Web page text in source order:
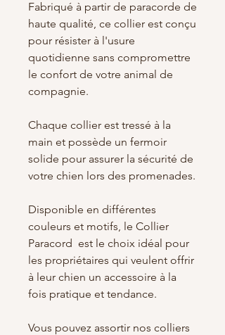
Fabriqué à partir de paracorde de
haute qualité, ce collier est conçu
pour résister à l'usure
quotidienne sans compromettre
le confort de votre animal de
compagnie.
Chaque collier est tressé à la
main et possède un fermoir
solide pour assurer la sécurité de
votre chien lors des promenades.
Disponible en différentes
couleurs et motifs, le Collier
Paracord est le choix idéal pour
les propriétaires qui veulent offrir
à leur chien un accessoire à la
fois pratique et tendance.
Vous pouvez assortir nos colliers